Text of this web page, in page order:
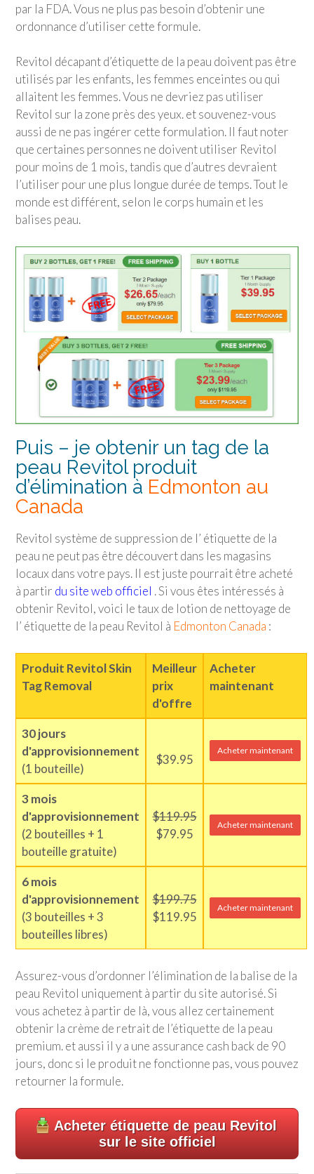
par la FDA. Vous ne plus pas besoin d’obtenir une
ordonnance d’utiliser cette formule.
Revitol décapant d’étiquette de la peau doivent pas être
utilisés par les enfants, les femmes enceintes ou qui
allaitent les femmes. Vous ne devriez pas utiliser
Revitol sur la zone près des yeux. et souvenez-vous
aussi de ne pas ingérer cette formulation. Il faut noter
que certaines personnes ne doivent utiliser Revitol
pour moins de 1 mois, tandis que d’autres devraient
l’utiliser pour une plus longue durée de temps. Tout le
monde est différent, selon le corps humain et les
balises peau.
Puis – je obtenir un tag de la
peau Revitol produit
d’élimination à Edmonton au
Canada
Revitol système de suppression de l’ étiquette de la
peau ne peut pas être découvert dans les magasins
locaux dans votre pays. Il est juste pourrait être acheté
à partir du site web officiel . Si vous êtes intéressés à
obtenir Revitol, voici le taux de lotion de nettoyage de
l’ étiquette de la peau Revitol à Edmonton Canada :
Produit Revitol Skin
Tag Removal
Meilleur
prix
d'offre
Acheter
maintenant
30 jours
d'approvisionnement
(1 bouteille)
$39.95
Acheter maintenant
3 mois
d'approvisionnement
(2 bouteilles + 1
bouteille gratuite)
$119.95
$79.95
Acheter maintenant
6 mois
d'approvisionnement
(3 bouteilles + 3
bouteilles libres)
$199.75
$119.95
Acheter maintenant
Assurez-vous d’ordonner l’élimination de la balise de la
peau Revitol uniquement à partir du site autorisé. Si
vous achetez à partir de là, vous allez certainement
obtenir la crème de retrait de l’étiquette de la peau
premium. et aussi il y a une assurance cash back de 90
jours, donc si le produit ne fonctionne pas, vous pouvez
retourner la formule.
Acheter étiquette de peau Revitol
sur le site officiel